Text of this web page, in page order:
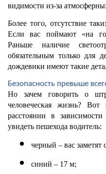
видимости из-за
Более того, отсутствие
Если вас поймают «на
Раньше наличие
обязательным только для
дождевики имеют такие
Безопасность превыше
Но зачем говорить о
человеческая жизнь?
расстоянии в
увидеть пешехода водитель:
черный – вас заметят
синий – 17 м;